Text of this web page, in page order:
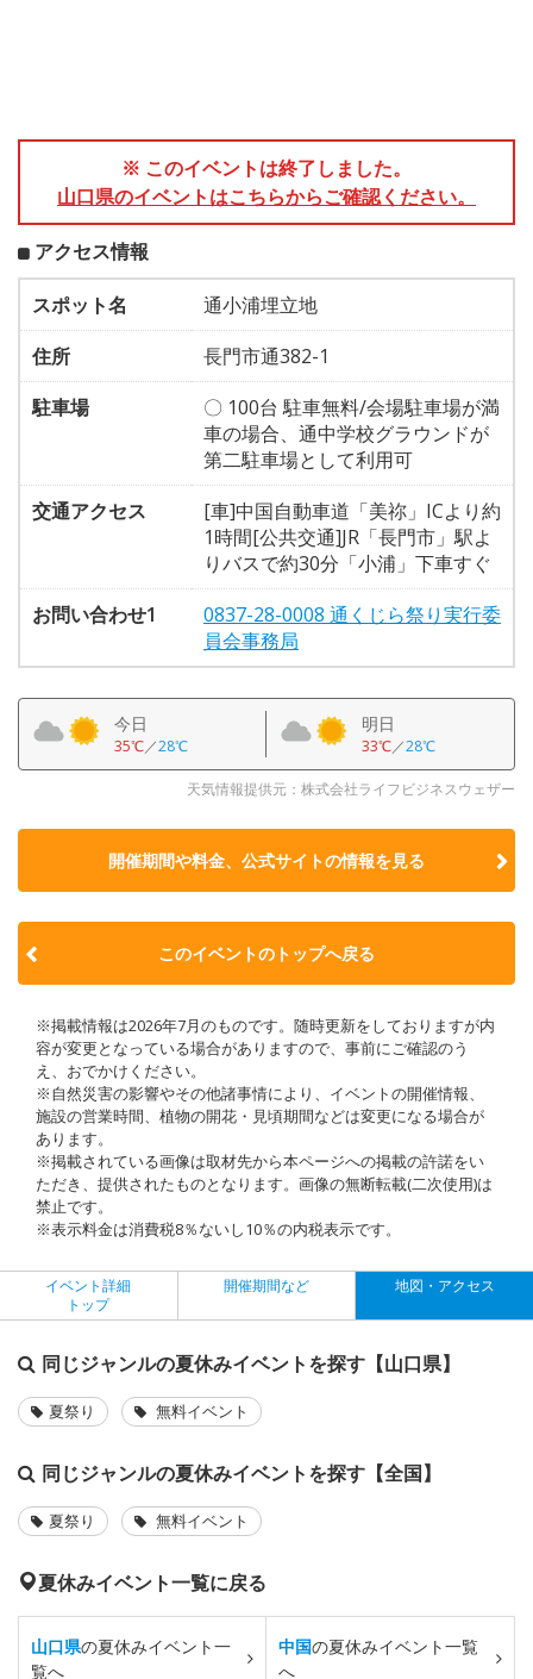
※ このイベントは終了しました。
山口県のイベントはこちらからご確認ください。
アクセス情報
スポット名
通小浦埋立地
住所
長門市通382-1
駐車場
〇 100台 駐車無料/会場駐車場が満
車の場合、通中学校グラウンドが
第二駐車場として利用可
交通アクセス
[車]中国自動車道「美祢」ICより約
1時間[公共交通]JR「長門市」駅よ
りバスで約30分「小浦」下車すぐ
お問い合わせ1
0837-28-0008 通くじら祭り実行委
員会事務局
今日
35℃／28℃
明日
33℃／28℃
天気情報提供元：株式会社ライフビジネスウェザー
開催期間や料金、公式サイトの情報を見る
このイベントのトップへ戻る
※掲載情報は2026年7月のものです。随時更新をしておりますが内
容が変更となっている場合がありますので、事前にご確認のう
え、おでかけください。
※自然災害の影響やその他諸事情により、イベントの開催情報、
施設の営業時間、植物の開花・見頃期間などは変更になる場合が
あります。
※掲載されている画像は取材先から本ページへの掲載の許諾をい
ただき、提供されたものとなります。画像の無断転載(二次使用)は
禁止です。
※表示料金は消費税8％ないし10％の内税表示です。
イベント詳細
トップ
開催期間など 地図・アクセス
同じジャンルの夏休みイベントを探す【山口県】
夏祭り 無料イベント
同じジャンルの夏休みイベントを探す【全国】
夏祭り 無料イベント
夏休みイベント一覧に戻る
山口県の夏休みイベント一
覧へ
中国の夏休みイベント一覧
へ